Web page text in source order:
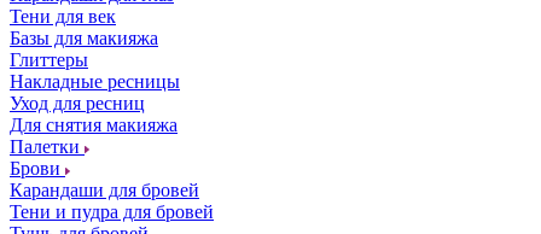
Тени для век
Базы для макияжа
Глиттеры
Накладные ресницы
Уход для ресниц
Для снятия макияжа
Палетки
Брови
Карандаши для бровей
Тени и пудра для бровей